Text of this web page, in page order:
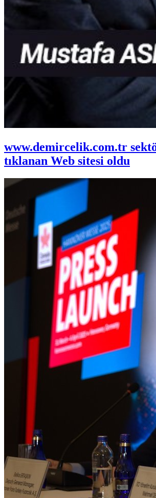
www.demircelik.com.tr
tıklanan Web sitesi oldu